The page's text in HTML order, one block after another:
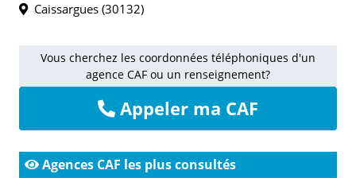
Caissargues (30132)
Vous cherchez les coordonnées téléphoniques d'un
agence CAF ou un renseignement?
Appeler ma CAF
Agences CAF les plus consultés